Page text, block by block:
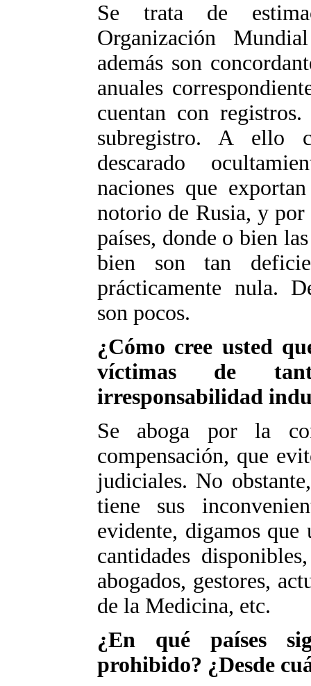
Se trata de
Organización
además son
anuales
cuentan con
subregistro. A ello
descarado
naciones que
notorio de Rusia, y
países, donde o bien
bien son tan
prácticamente nula.
son pocos.
¿Cómo cree usted
víctimas de
irresponsabilidad
Se aboga por la
compensación, que
judiciales. No
tiene sus
evidente, digamos
cantidades
abogados, gestores,
de la Medicina, etc.
¿En qué países
prohibido? ¿Desde